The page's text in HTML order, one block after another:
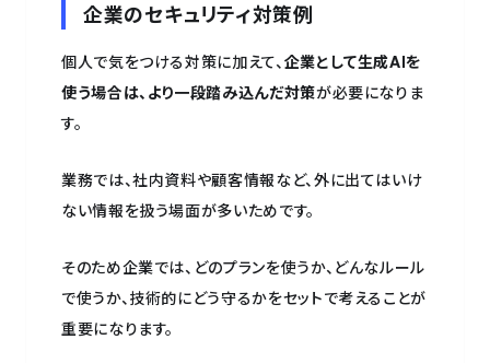
企業のセキュリティ対策例
個人で気をつける対策に加えて、 企業として生成AIを
使う場合は、より一段踏み込んだ対策が必要になりま
す。
業務では、社内資料や顧客情報など、外に出てはいけ
ない情報を扱う場面が多いためです。
そのため企業では、どのプランを使うか、どんなルール
で使うか、技術的にどう守るかをセットで考えることが
重要になります。